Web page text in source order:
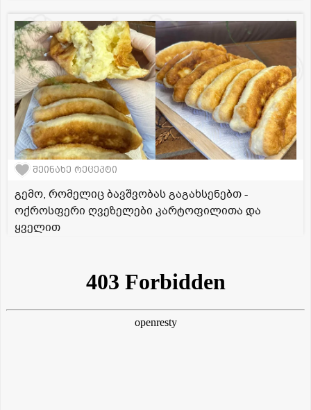
შეინახე რეცეპტი
გემო, რომელიც ბავშვობას გაგახსენებთ -
ოქროსფერი ღვეზელები კარტოფილითა და
ყველით